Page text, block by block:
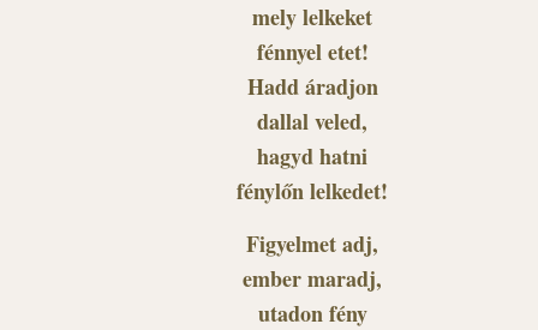
mely lelkeket
fénnyel etet!
Hadd áradjon
dallal veled,
hagyd hatni
fénylőn lelkedet!
Figyelmet adj,
ember maradj,
utadon fény